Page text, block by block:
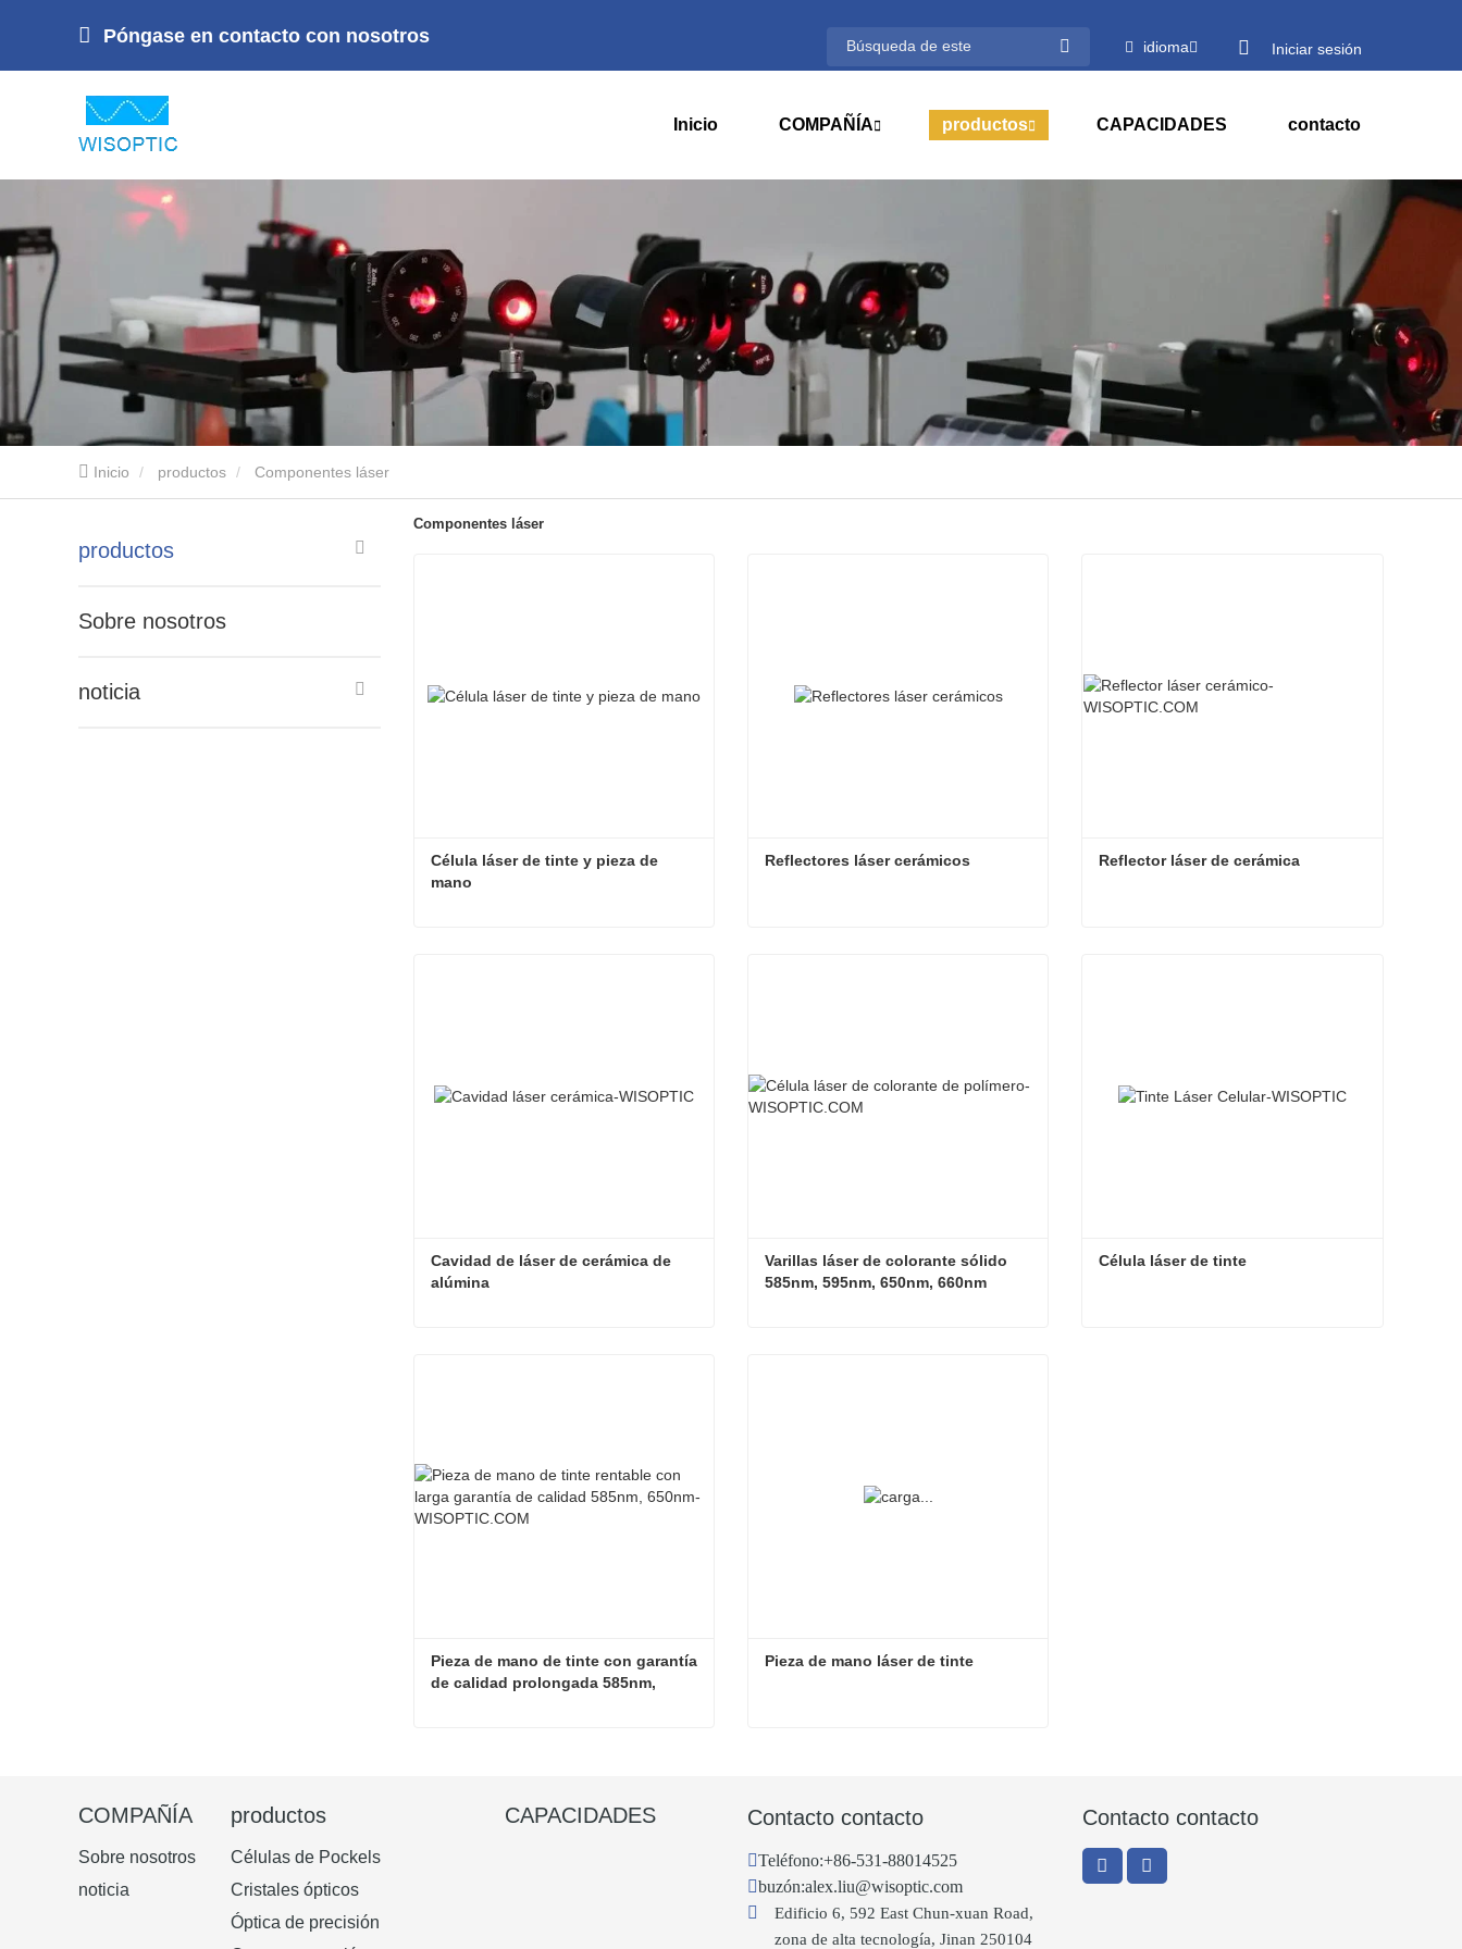
Póngase en contacto con nosotros
idioma Iniciar sesión
Inicio COMPAÑÍA productos CAPACIDADES contacto
Inicio productos Componentes láser
productos
Sobre nosotros
noticia
Componentes láser
Célula láser de tinte y pieza de
mano
Reflectores láser cerámicos Reflector láser de cerámica
Cavidad de láser de cerámica de
alúmina
Varillas láser de colorante sólido
585nm, 595nm, 650nm, 660nm
Célula láser de tinte
Pieza de mano de tinte con garantía
de calidad prolongada 585nm,
Pieza de mano láser de tinte
COMPAÑÍA
Sobre nosotros
noticia
productos
Células de Pockels
Cristales ópticos
Óptica de precisión
CAPACIDADES Contacto contacto
Teléfono:+86-531-88014525
buzón:alex.liu@wisoptic.com
Edificio 6, 592 East Chun-xuan Road,
zona de alta tecnología, Jinan 250104
Contacto contacto